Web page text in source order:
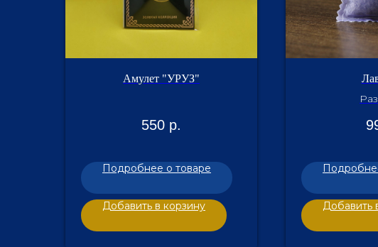
Амулет "УРУЗ"
550 р.
Подробнее о товаре
Добавить в корзину
8-
Добавить